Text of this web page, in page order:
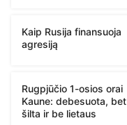
Kaip Rusija finansuoja
agresiją
Rugpjūčio 1-osios orai
Kaune: debesuota, bet
šilta ir be lietaus